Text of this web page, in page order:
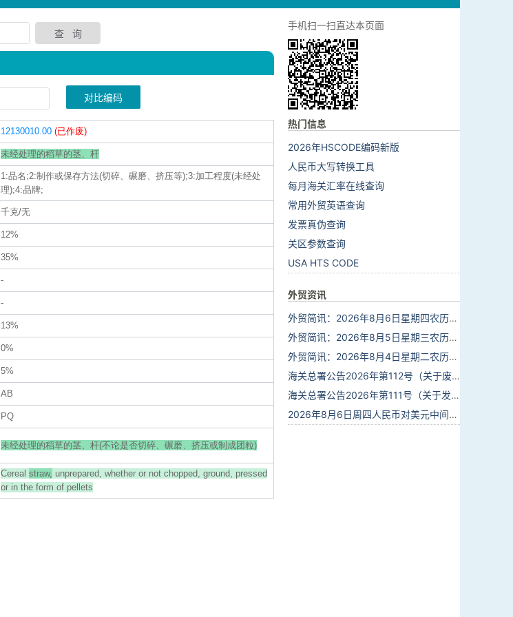
对比编码
12130010.00 (已作废)
未经处理的稻草的茎、杆
1:品名;2:制作或保存方法(切碎、碾磨、挤压等);3:加工程度(未经处
理);4:品牌;
千克/无
12%
35%
-
-
13%
0%
5%
AB
PQ
未经处理的稻草的茎、杆(不论是否切碎、碾磨、挤压或制成团粒)
Cereal straw, unprepared, whether or not chopped, ground, pressed
or in the form of pellets
手机扫一扫直达本页面
热门信息
2026年HSCODE编码新版
人民币大写转换工具
每月海关汇率在线查询
常用外贸英语查询
发票真伪查询
关区参数查询
USA HTS CODE
外贸资讯
外贸简讯：2026年8月6日星期四农历六月廿四
外贸简讯：2026年8月5日星期三农历六月廿三
外贸简讯：2026年8月4日星期二农历六月廿二
海关总署公告2026年第112号（关于废止部分卫生检疫类规范性文件的公告）
海关总署公告2026年第111号（关于发布《进出境动植物检疫处理监督管理工作规定》《进出境卫生处理监督管理工作规定》的公告）
2026年8月6日周四人民币对美元中间价报6.7895调贬6个基点